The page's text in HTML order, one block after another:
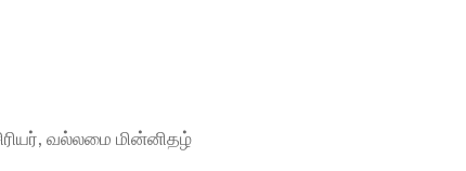
வல்லமை மின்னிதழ்